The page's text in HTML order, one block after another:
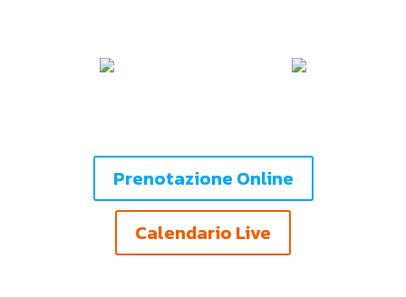
Prenotazione Online
Calendario Live